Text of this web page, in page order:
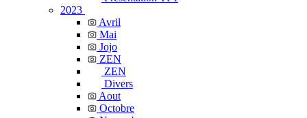
2023
Avril
Mai
Jojo
ZEN
ZEN
Divers
Aout
Octobre